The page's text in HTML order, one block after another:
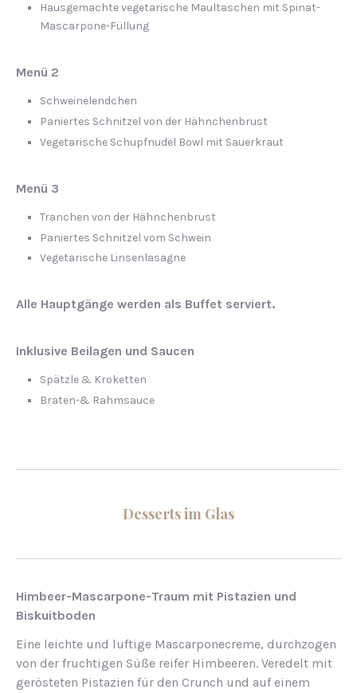
Hausgemachte vegetarische Maultaschen mit Spinat-
Mascarpone-Füllung
Menü 2
Schweinelendchen
Paniertes Schnitzel von der Hähnchenbrust
Vegetarische Schupfnudel Bowl mit Sauerkraut
Menü 3
Tranchen von der Hähnchenbrust
Paniertes Schnitzel vom Schwein
Vegetarische Linsenlasagne
Alle Hauptgänge werden als Buffet serviert.
Inklusive Beilagen und Saucen
Spätzle & Kroketten
Braten-& Rahmsauce
Desserts im Glas
Himbeer-Mascarpone-Traum mit Pistazien und
Biskuitboden
Eine leichte und luftige Mascarponecreme, durchzogen
von der fruchtigen Süße reifer Himbeeren. Veredelt mit
gerösteten Pistazien für den Crunch und auf einem